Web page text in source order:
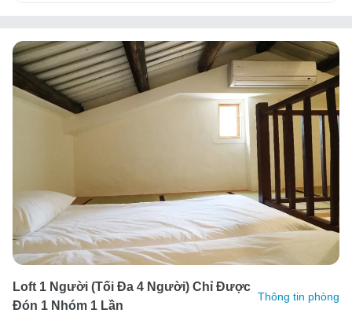
Loft 1 Người (tối Đa 4 Người) Chỉ Được
Đón 1 Nhóm 1 Lần
Thông tin phòng